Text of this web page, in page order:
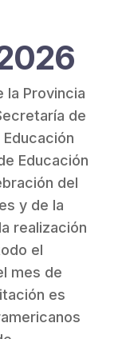
la Provincia
de
Educación
del
y de la
realización
el
mes de
es